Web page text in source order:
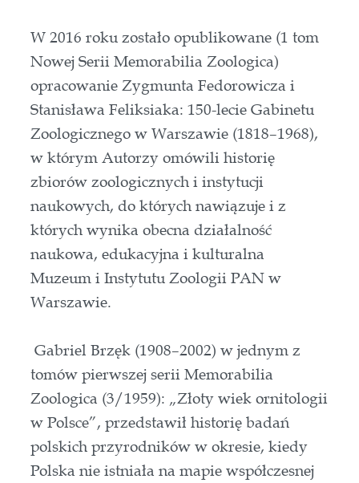
W 2016 roku zostało opublikowane (1 tom
Nowej Serii Memorabilia Zoologica)
opracowanie Zygmunta Fedorowicza i
Stanisława Feliksiaka: 150-lecie Gabinetu
Zoologicznego w Warszawie (1818–1968),
w którym Autorzy omówili historię
zbiorów zoologicznych i instytucji
naukowych, do których nawiązuje i z
których wynika obecna działalność
naukowa, edukacyjna i kulturalna
Muzeum i Instytutu Zoologii PAN w
Warszawie.
Gabriel Brzęk (1908–2002) w jednym z
tomów pierwszej serii Memorabilia
Zoologica (3/1959): „Złoty wiek ornitologii
w Polsce”, przedstawił historię badań
polskich przyrodników w okresie, kiedy
Polska nie istniała na mapie współczesnej